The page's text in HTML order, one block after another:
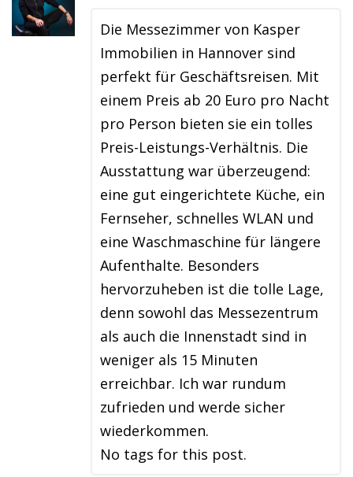
Die Messezimmer von Kasper
Immobilien in Hannover sind
perfekt für Geschäftsreisen. Mit
einem Preis ab 20 Euro pro Nacht
pro Person bieten sie ein tolles
Preis-Leistungs-Verhältnis. Die
Ausstattung war überzeugend:
eine gut eingerichtete Küche, ein
Fernseher, schnelles WLAN und
eine Waschmaschine für längere
Aufenthalte. Besonders
hervorzuheben ist die tolle Lage,
denn sowohl das Messezentrum
als auch die Innenstadt sind in
weniger als 15 Minuten
erreichbar. Ich war rundum
zufrieden und werde sicher
wiederkommen.
No tags for this post.